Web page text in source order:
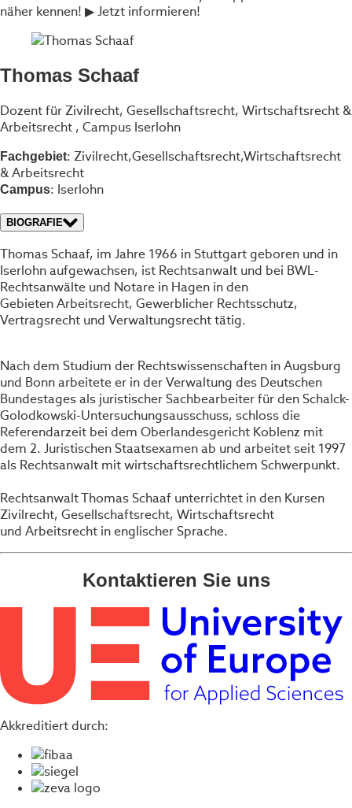
näher kennen! ▶ Jetzt informieren!
Thomas Schaaf
Dozent für Zivilrecht, Gesellschaftsrecht, Wirtschaftsrecht &
Arbeitsrecht , Campus Iserlohn
Fachgebiet: Zivilrecht,Gesellschaftsrecht,Wirtschaftsrecht
& Arbeitsrecht
Campus: Iserlohn
BIOGRAFIE
Thomas Schaaf, im Jahre 1966 in Stuttgart geboren und in
Iserlohn aufgewachsen, ist Rechtsanwalt und bei BWL-
Rechtsanwälte und Notare in Hagen in den
Gebieten Arbeitsrecht, Gewerblicher Rechtsschutz,
Vertragsrecht und Verwaltungsrecht tätig.
Nach dem Studium der Rechtswissenschaften in Augsburg
und Bonn arbeitete er in der Verwaltung des Deutschen
Bundestages als juristischer Sachbearbeiter für den Schalck-
Golodkowski-Untersuchungsausschuss, schloss die
Referendarzeit bei dem Oberlandesgericht Koblenz mit
dem 2. Juristischen Staatsexamen ab und arbeitet seit 1997
als Rechtsanwalt mit wirtschaftsrechtlichem Schwerpunkt.
Rechtsanwalt Thomas Schaaf unterrichtet in den Kursen
Zivilrecht, Gesellschaftsrecht, Wirtschaftsrecht
und Arbeitsrecht in englischer Sprache.
Kontaktieren Sie uns
Akkreditiert durch: